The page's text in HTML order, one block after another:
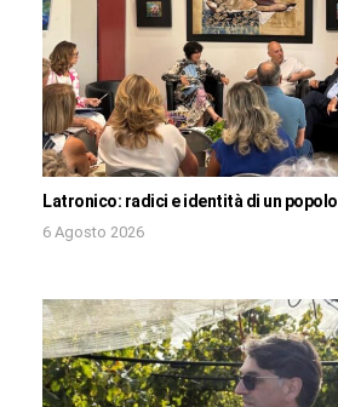
Latronico: radici e identità di un popolo
6 Agosto 2026